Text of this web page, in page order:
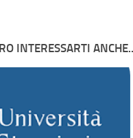
INTERESSARTI